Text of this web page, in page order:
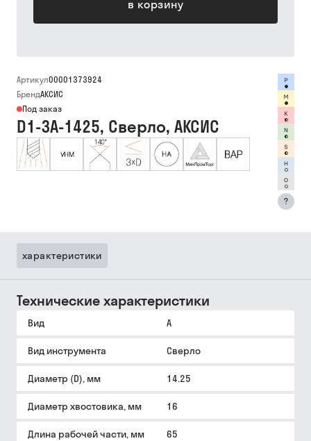
в корзину
Артикул00001373924
БрендАКСИС
Под заказ
D1-3A-1425, Сверло, АКСИС
?
характеристики
Технические характеристики
Вид A
Вид инструмента Сверло
Диаметр (D), мм 14.25
Диаметр хвостовика, мм 16
Длина рабочей части, мм 65